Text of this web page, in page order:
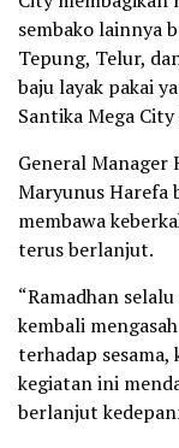
sembako lainnya
Tepung, Telur,
baju layak pakai
Santika Mega City
General Manager
Maryunus Harefa
membawa
terus berlanjut.
“Ramadhan
kembali
terhadap sesama,
kegiatan ini
berlanjut